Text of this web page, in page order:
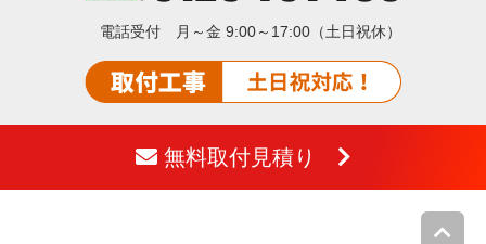
電話受付 月～金 9:00～17:00（土日祝休）
無料取付見積り